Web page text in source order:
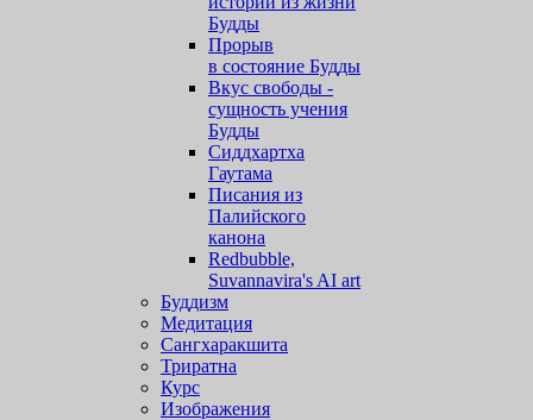
Будды
Прорыв
в состояние Будды
Вкус свободы -
сущность учения
Будды
Сиддхартха
Гаутама
Писания из
Палийского
канона
Redbubble,
Suvannavira's AI art
Буддизм
Медитация
Сангхаракшита
Триратна
Курс
Изображения